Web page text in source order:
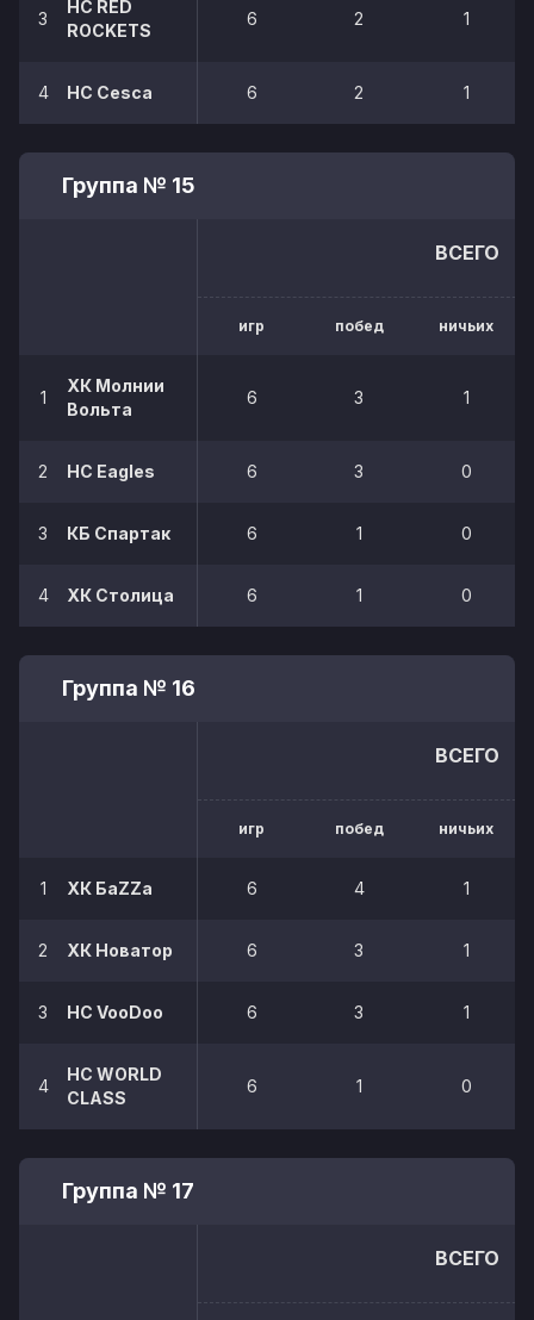
3
HC RED
ROCKETS
6 2 1
4 HC Cesca 6 2 1
Группа № 15
ВСЕГО
игр побед ничьих
1
ХК Молнии
Вольта
6 3 1
2 HC Eagles 6 3 0
3 КБ Спартак 6 1 0
4 ХК Столица 6 1 0
Группа № 16
ВСЕГО
игр побед ничьих
1 ХК БаZZа 6 4 1
2 ХК Новатор 6 3 1
3 HC VooDoo 6 3 1
4
HC WORLD
CLASS
6 1 0
Группа № 17
ВСЕГО